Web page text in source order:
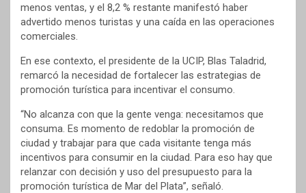
menos ventas, y el 8,2 % restante manifestó haber
advertido menos turistas y una caída en las operaciones
comerciales.
En ese contexto, el presidente de la UCIP, Blas Taladrid,
remarcó la necesidad de fortalecer las estrategias de
promoción turística para incentivar el consumo.
“No alcanza con que la gente venga: necesitamos que
consuma. Es momento de redoblar la promoción de
ciudad y trabajar para que cada visitante tenga más
incentivos para consumir en la ciudad. Para eso hay que
relanzar con decisión y uso del presupuesto para la
promoción turística de Mar del Plata”, señaló.